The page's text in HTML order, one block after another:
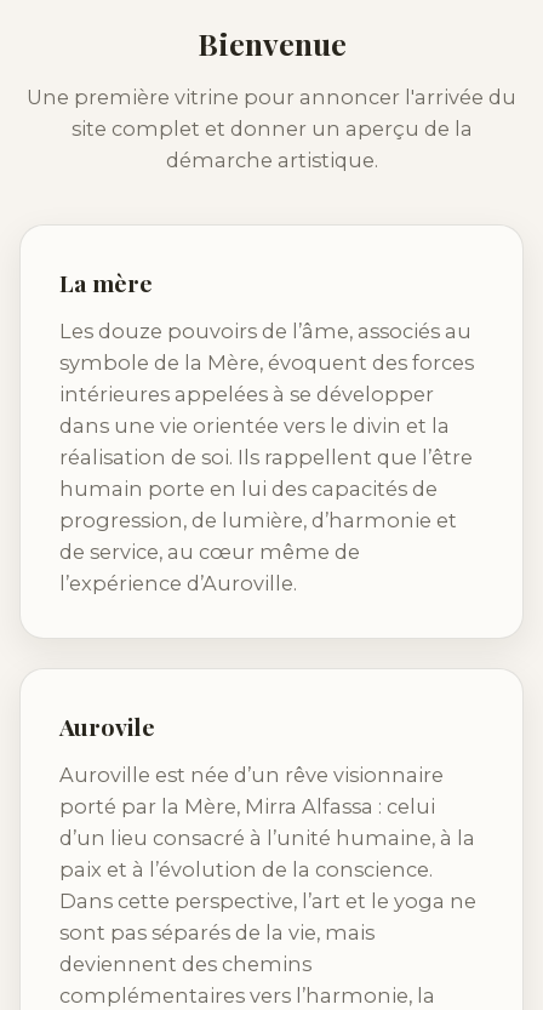
Bienvenue
Une première vitrine pour annoncer l'arrivée du
site complet et donner un aperçu de la
démarche artistique.
La mère
Les douze pouvoirs de l’âme, associés au
symbole de la Mère, évoquent des forces
intérieures appelées à se développer
dans une vie orientée vers le divin et la
réalisation de soi. Ils rappellent que l’être
humain porte en lui des capacités de
progression, de lumière, d’harmonie et
de service, au cœur même de
l’expérience d’Auroville.
Aurovile
Auroville est née d’un rêve visionnaire
porté par la Mère, Mirra Alfassa : celui
d’un lieu consacré à l’unité humaine, à la
paix et à l’évolution de la conscience.
Dans cette perspective, l’art et le yoga ne
sont pas séparés de la vie, mais
deviennent des chemins
complémentaires vers l’harmonie, la